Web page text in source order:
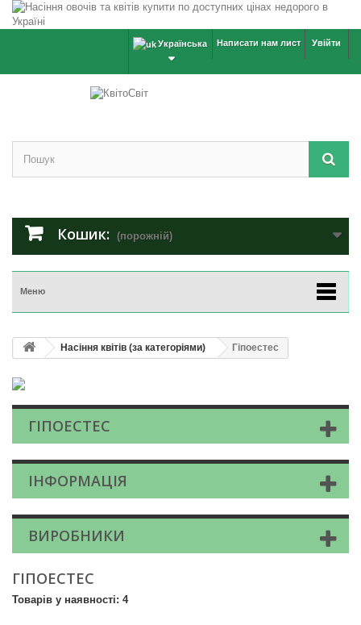
Увійти
Написати нам лист
Українська
Кошик: (порожній)
Меню
Насіння квітів (за категоріями) Гіпоестес
ГІПОЕСТЕС
ІНФОРМАЦІЯ
ВИРОБНИКИ
ГІПОЕСТЕС
Товарів у наявності: 4